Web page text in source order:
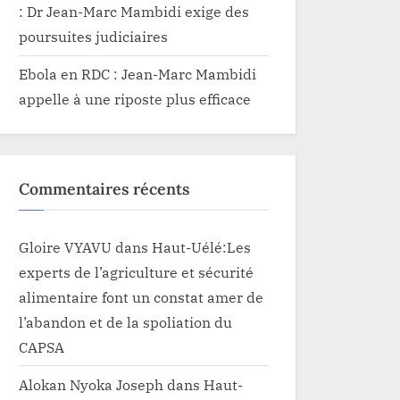
: Dr Jean-Marc Mambidi exige des
poursuites judiciaires
Ebola en RDC : Jean-Marc Mambidi
appelle à une riposte plus efficace
Commentaires récents
Gloire VYAVU dans Haut-Uélé:Les
experts de l’agriculture et sécurité
alimentaire font un constat amer de
l’abandon et de la spoliation du
CAPSA
Alokan Nyoka Joseph dans Haut-